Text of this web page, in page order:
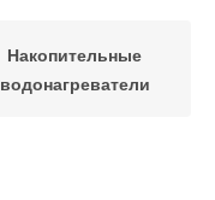
Накопительные
водонагреватели